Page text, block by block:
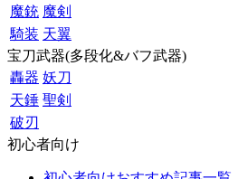
魔銃 魔剣
騎装 天翼
宝刀武器(多段化&バフ武器)
轟器 妖刀
天錘 聖剣
破刃
初心者向け